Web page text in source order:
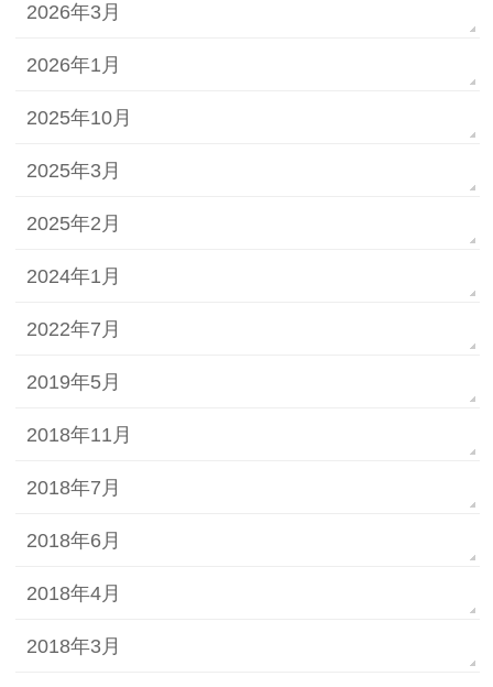
2026年3月
2026年1月
2025年10月
2025年3月
2025年2月
2024年1月
2022年7月
2019年5月
2018年11月
2018年7月
2018年6月
2018年4月
2018年3月